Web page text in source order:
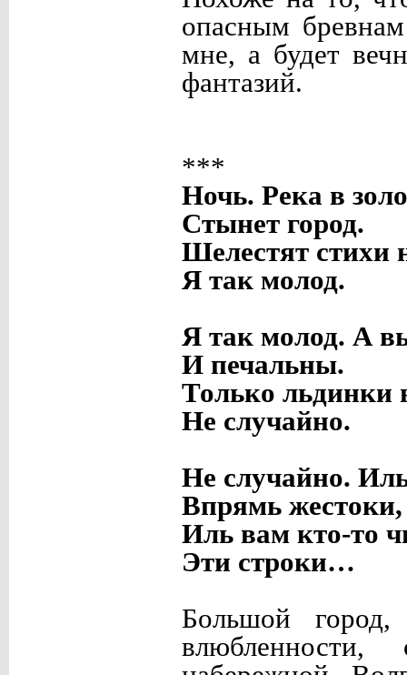
опасным
мне, а будет
фантазий.
***
Ночь. Река в
Стынет город.
Шелестят стихи
Я так молод.
Я так молод. А
И печальны.
Только льдинки
Не случайно.
Не случайно.
Впрямь жестоки,
Иль вам кто-то
Эти строки…
Большой